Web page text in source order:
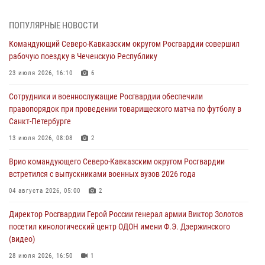
второй годовщине вторжения ВСУ на территорию области
06 августа 2026, 11:56
угрожавшего подростку травматическим пистолетом
06 августа 2026, 11:33 1
В Зауралье при содействии СОБР Росгвардии ликвидирована
06 августа 2026, 11:27
В Москве росгвардейцы задержали троих мужчин, устроивших
06 августа 2026, 11:20 1
ПОПУЛЯРНЫЕ НОВОСТИ
Командующий Северо-Кавказским округом Росгвардии совершил
рабочую поездку в Чеченскую Республику
23 июля 2026, 16:10 6
Сотрудники и военнослужащие Росгвардии обеспечили
правопорядок при проведении товарищеского матча по футболу в
Санкт-Петербурге
13 июля 2026, 08:08 2
Врио командующего Северо-Кавказским округом Росгвардии
встретился с выпускниками военных вузов 2026 года
04 августа 2026, 05:00 2
Директор Росгвардии Герой России генерал армии Виктор Золотов
посетил кинологический центр ОДОН имени Ф.Э. Дзержинского
(видео)
28 июля 2026, 16:50 1